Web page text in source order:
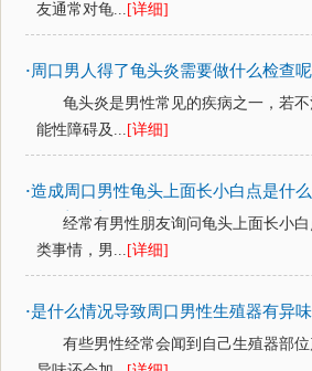
友通常对龟... [详细]
· 周口男人得了龟头炎需要做什么检查呢
龟头炎是男性常见的疾病之一，若
能性障碍及... [详细]
·造成周口男性龟头上面长小白点是什
呢？皮龟头炎的病因？
经常有男性朋友询问龟头上面长小
类事情，男... [详细]
·是什么情况导致周口男性生殖器有异味
有些男性经常会闻到自己生殖器部